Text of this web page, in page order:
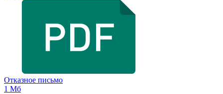
Отказное письмо
1 Мб